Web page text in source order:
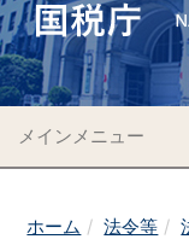
メインメニュー
ホーム 法令等